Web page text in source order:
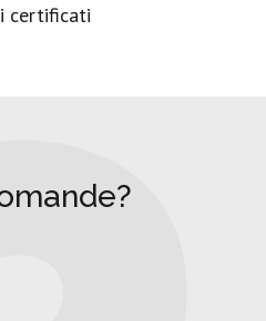
certificati